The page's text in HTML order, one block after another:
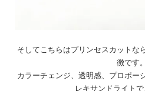
そしてこちらはプリンセスカットな
徴です。
カラーチェンジ、透明感、プロポー
レキサンドライトで